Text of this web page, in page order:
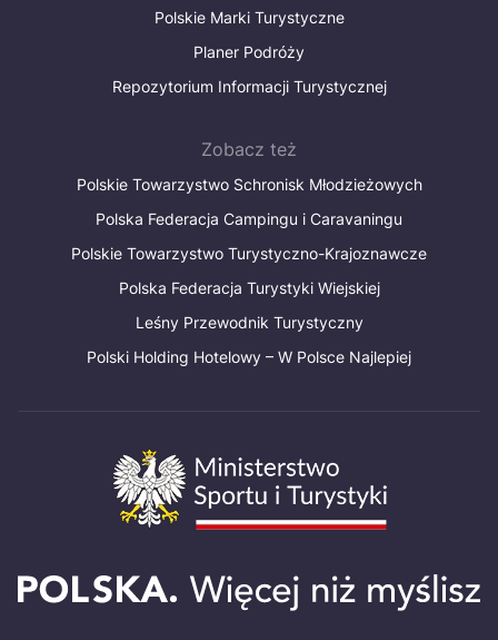
Polskie Marki Turystyczne
Planer Podróży
Repozytorium Informacji Turystycznej
Zobacz też
Polskie Towarzystwo Schronisk Młodzieżowych
Polska Federacja Campingu i Caravaningu
Polskie Towarzystwo Turystyczno-Krajoznawcze
Polska Federacja Turystyki Wiejskiej
Leśny Przewodnik Turystyczny
Polski Holding Hotelowy – W Polsce Najlepiej